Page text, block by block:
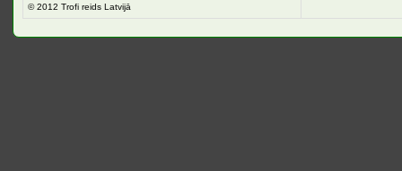
© 2012 Trofi reids Latvijā